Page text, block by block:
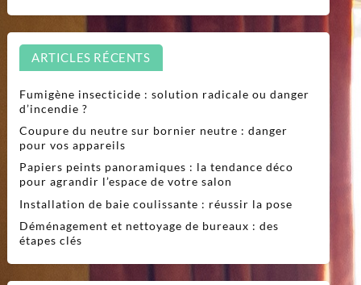
ARTICLES RÉCENTS
Fumigène insecticide : solution radicale ou danger
d’incendie ?
Coupure du neutre sur bornier neutre : danger
pour vos appareils
Papiers peints panoramiques : la tendance déco
pour agrandir l’espace de votre salon
Installation de baie coulissante : réussir la pose
Déménagement et nettoyage de bureaux : des
étapes clés